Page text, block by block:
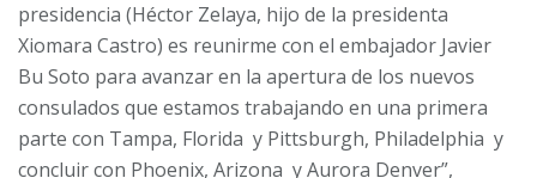
presidencia (Héctor Zelaya, hijo de la presidenta
Xiomara Castro) es reunirme con el embajador Javier
Bu Soto para avanzar en la apertura de los nuevos
consulados que estamos trabajando en una primera
parte con Tampa, Florida y Pittsburgh, Philadelphia y
concluir con Phoenix, Arizona y Aurora Denver”,